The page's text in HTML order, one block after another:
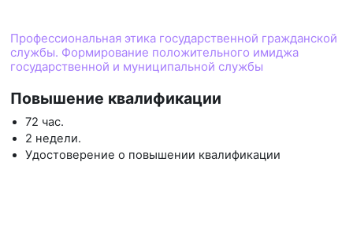
Профессиональная этика государственной гражданской
службы. Формирование положительного имиджа
государственной и муниципальной службы
Повышение квалификации
72 час.
2 недели.
Удостоверение о повышении квалификации